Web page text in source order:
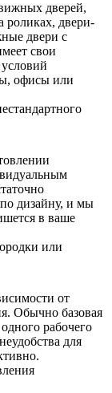
дверей,
роликах, двери-
двери с
свои
офисы или
дизайну, и мы
в ваше
или
от
Обычно базовая
рабочего
для